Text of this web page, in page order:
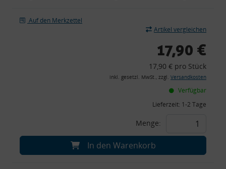
Auf den Merkzettel
Artikel vergleichen
17,90 €
17,90 € pro Stück
inkl. gesetzl. MwSt., zzgl. Versandkosten
Verfügbar
Lieferzeit: 1-2 Tage
Menge:
In den Warenkorb